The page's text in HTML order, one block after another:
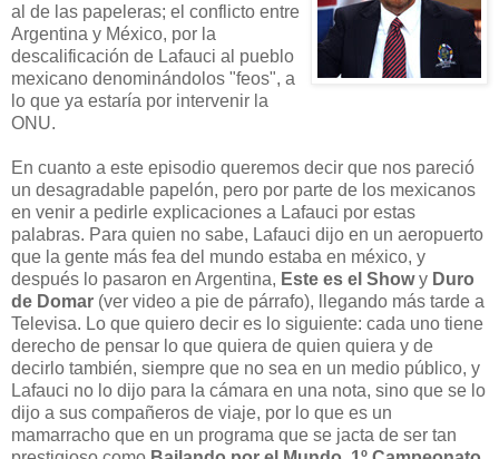
al de las papeleras; el conflicto entre
Argentina y México, por la
descalificación de Lafauci al pueblo
mexicano denominándolos "feos", a
lo que ya estaría por intervenir la
ONU.
En cuanto a este episodio queremos decir que nos pareció
un desagradable papelón, pero por parte de los mexicanos
en venir a pedirle explicaciones a Lafauci por estas
palabras. Para quien no sabe, Lafauci dijo en un aeropuerto
que la gente más fea del mundo estaba en méxico, y
después lo pasaron en Argentina, Este es el Showy Duro
de Domar (ver video a pie de párrafo), llegando más tarde a
Televisa. Lo que quiero decir es lo siguiente: cada uno tiene
derecho de pensar lo que quiera de quien quiera y de
decirlo también, siempre que no sea en un medio público, y
Lafauci no lo dijo para la cámara en una nota, sino que se lo
dijo a sus compañeros de viaje, por lo que es un
mamarracho que en un programa que se jacta de ser tan